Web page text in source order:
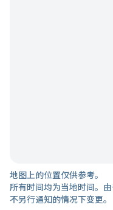
地图上的位置仅供参考。
所有时间均为当地时间。
不另行通知的情况下变更。